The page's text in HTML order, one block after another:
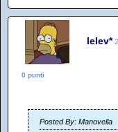
lelev*
0 punti
Posted By: Manovella